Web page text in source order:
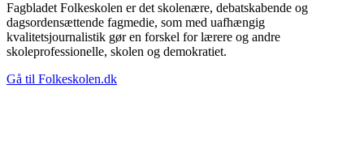
Fagbladet Folkeskolen er det skolenære, debatskabende og
dagsordensættende fagmedie, som med uafhængig
kvalitetsjournalistik gør en forskel for lærere og andre
skoleprofessionelle, skolen og demokratiet.
Gå til Folkeskolen.dk